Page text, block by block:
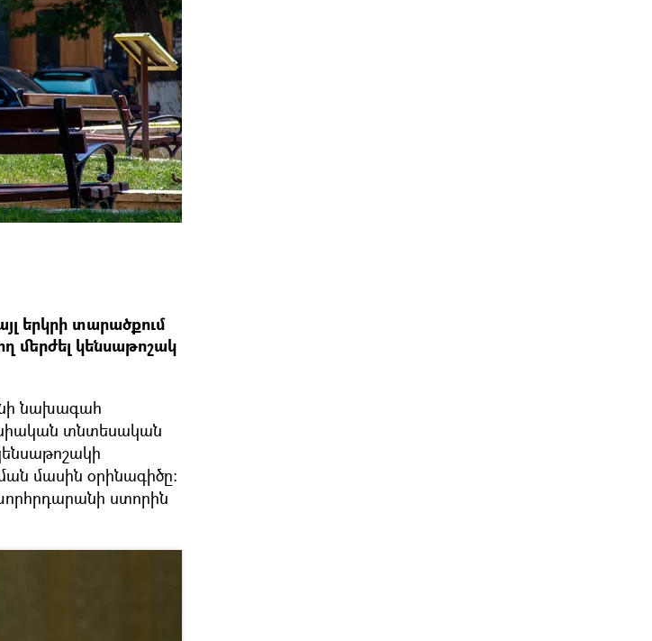
երկրի տարածքում
մերժել կենսաթոշակ
նախագահ
տնտեսական
մասին օրինագիծը։
ստորին